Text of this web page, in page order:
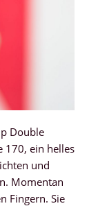
Double
170, ein helles
und
Momentan
Fingern. Sie